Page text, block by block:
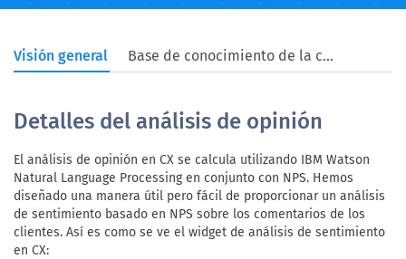
Visión general Base de conocimiento de la comunidad
Detalles del análisis de opinión
El análisis de opinión en CX se calcula utilizando IBM Watson
Natural Language Processing en conjunto con NPS. Hemos
diseñado una manera útil pero fácil de proporcionar un análisis
de sentimiento basado en NPS sobre los comentarios de los
clientes. Así es como se ve el widget de análisis de sentimiento
en CX: